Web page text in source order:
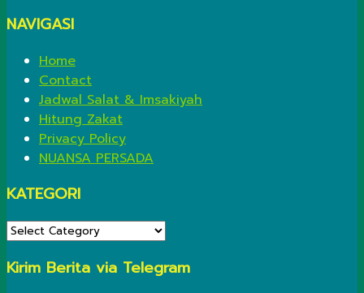
NAVIGASI
Home
Contact
Jadwal Salat & Imsakiyah
Hitung Zakat
Privacy Policy
NUANSA PERSADA
KATEGORI
KATEGORI
Kirim Berita via Telegram